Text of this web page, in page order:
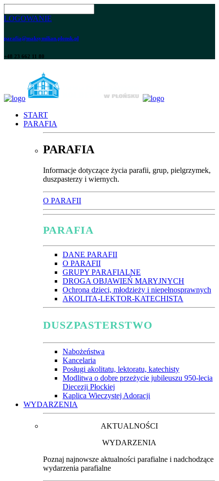
LOGOWANIE
parafia@maksymilian.plonsk.pl
+48 23 662 11 80
START
PARAFIA
PARAFIA
Informacje dotyczące życia parafii, grup, pielgrzymek,
duszpasterzy i wiernych.
O PARAFII
PARAFIA
DANE PARAFII
O PARAFII
GRUPY PARAFIALNE
DROGA OBJAWIEŃ MARYJNYCH
Ochrona dzieci, młodzieży i niepełnosprawnych
AKOLITA-LEKTOR-KATECHISTA
DUSZPASTERSTWO
Nabożeństwa
Kancelaria
Posługi akolitatu, lektoratu, katechisty
Modlitwa o dobre przeżycie jubileuszu 950-lecia
Diecezji Płockiej
Kaplica Wieczystej Adoracji
WYDARZENIA
AKTUALNOŚCI
WYDARZENIA
Poznaj najnowsze aktualności parafialne i nadchodzące
wydarzenia parafialne